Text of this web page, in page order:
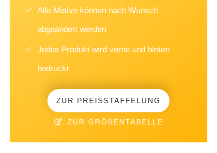
Alle Motive können nach Wunsch
abgeändert werden
Jedes Produkt wird vorne und hinten
bedruckt
ZUR PREISSTAFFELUNG
ZUR GRÖßENTABELLE